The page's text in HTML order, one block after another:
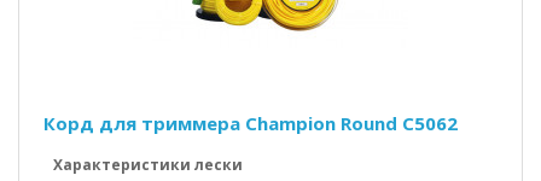
Корд для триммера Champion Round C5062
Характеристики лески